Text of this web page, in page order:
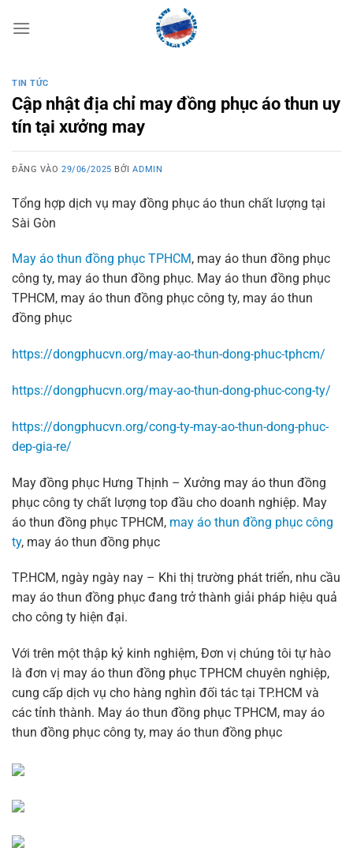
qua
TIN TỨC
Cập nhật địa chỉ may đồng phục áo thun uy
tín tại xưởng may
ĐĂNG VÀO29/06/2025 BỞIADMIN
Tổng hợp dịch vụ may đồng phục áo thun chất lượng tại
Sài Gòn
May áo thun đồng phục TPHCM, may áo thun đồng phục
công ty, may áo thun đồng phục. May áo thun đồng phục
TPHCM, may áo thun đồng phục công ty, may áo thun
đồng phục
https://dongphucvn.org/may-ao-thun-dong-phuc-tphcm/
https://dongphucvn.org/may-ao-thun-dong-phuc-cong-ty/
https://dongphucvn.org/cong-ty-may-ao-thun-dong-phuc-
dep-gia-re/
May đồng phục Hưng Thịnh – Xưởng may áo thun đồng
phục công ty chất lượng top đầu cho doanh nghiệp. May
áo thun đồng phục TPHCM, may áo thun đồng phục công
ty, may áo thun đồng phục
TP.HCM, ngày ngày nay – Khi thị trường phát triển, nhu cầu
may áo thun đồng phục đang trở thành giải pháp hiệu quả
cho công ty hiện đại.
Với trên một thập kỷ kinh nghiệm, Đơn vị chúng tôi tự hào
là đơn vị may áo thun đồng phục TPHCM chuyên nghiệp,
cung cấp dịch vụ cho hàng nghìn đối tác tại TP.HCM và
các tỉnh thành. May áo thun đồng phục TPHCM, may áo
thun đồng phục công ty, may áo thun đồng phục